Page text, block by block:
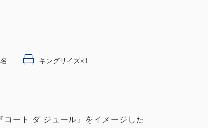
キングサイズ×1
ート ダ ジュール』をイメージした